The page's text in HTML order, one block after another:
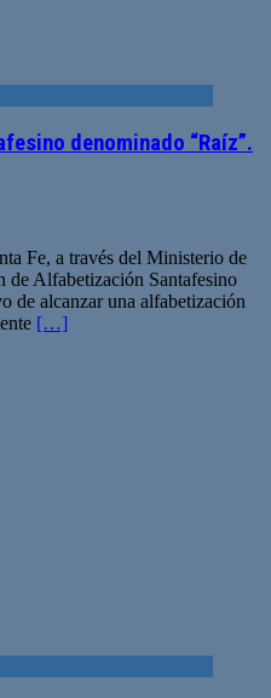
denominado “Raíz”.
Fe, a través del Ministerio de
de Alfabetización Santafesino
de alcanzar una alfabetización
[…]